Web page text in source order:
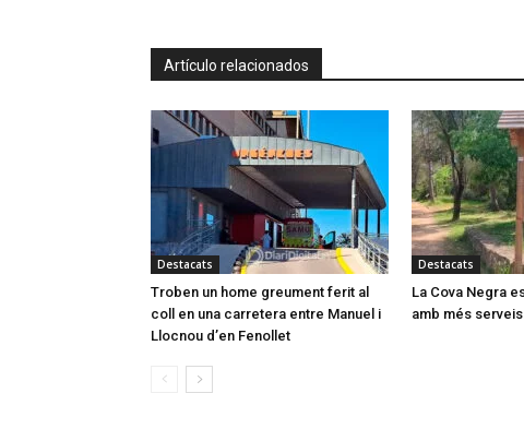
Artículo relacionados
Destacats
Troben un home greument ferit al
coll en una carretera entre Manuel i
Llocnou d’en Fenollet
Destacats
La Cova Negra
amb més